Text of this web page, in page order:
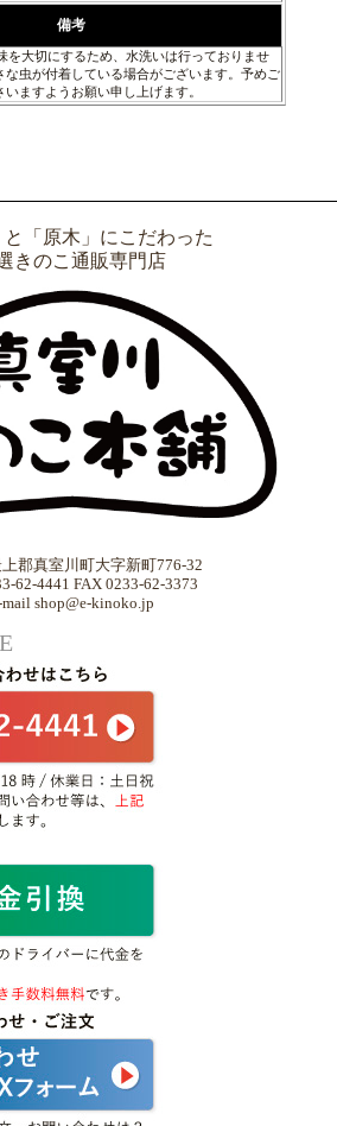
備考
を大切にするため、水洗いは行っておりませ
な虫が付着している場合がございます。予めご
いますようお願い申し上げます。
と「原木」にこだわった
きのこ通販専門店
郡真室川町大字新町776-32
62-4441 FAX 0233-62-3373
mail shop@e-kinoko.jp